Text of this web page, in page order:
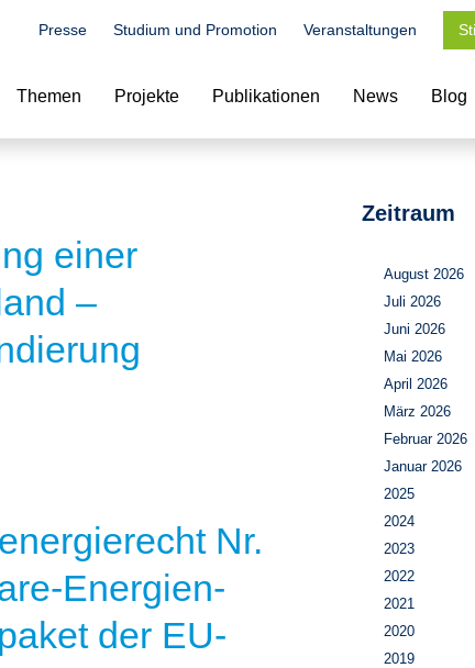
Presse Studium und Promotion Veranstaltungen
Themen Projekte Publikationen News Blog
einer
–
Nr.
Energien-
der EU-
Zeitraum
August 2026
Juli 2026
Juni 2026
Mai 2026
April 2026
März 2026
Februar 2026
Januar 2026
2025
2024
2023
2022
2021
2020
2019